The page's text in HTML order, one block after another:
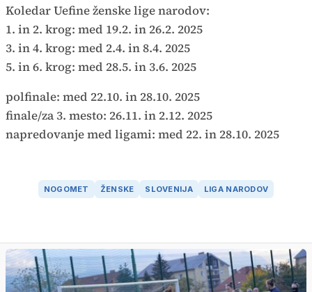
Koledar Uefine ženske lige narodov:
1. in 2. krog: med 19.2. in 26.2. 2025
3. in 4. krog: med 2.4. in 8.4. 2025
5. in 6. krog: med 28.5. in 3.6. 2025
polfinale: med 22.10. in 28.10. 2025
finale/za 3. mesto: 26.11. in 2.12. 2025
napredovanje med ligami: med 22. in 28.10. 2025
NOGOMET ŽENSKE SLOVENIJA LIGA NARODOV